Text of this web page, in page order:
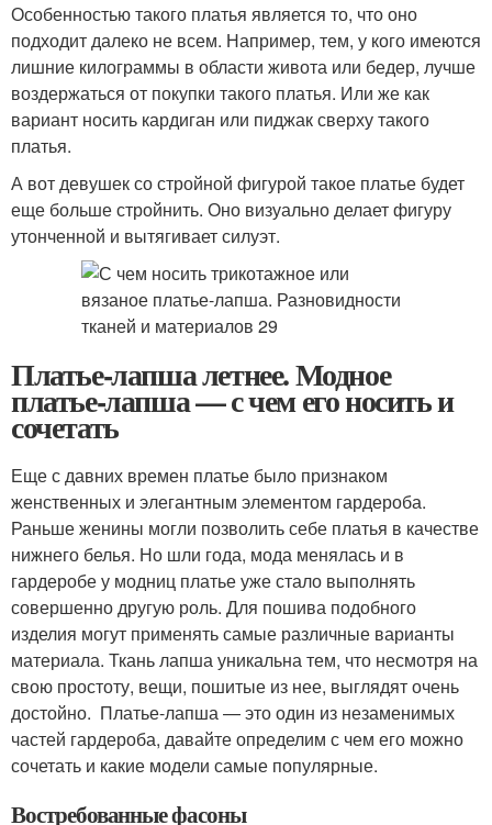
Особенностью такого платья является то, что оно
подходит далеко не всем. Например, тем, у кого имеются
лишние килограммы в области живота или бедер, лучше
воздержаться от покупки такого платья. Или же как
вариант носить кардиган или пиджак сверху такого
платья.
А вот девушек со стройной фигурой такое платье будет
еще больше стройнить. Оно визуально делает фигуру
утонченной и вытягивает силуэт.
Платье-лапша летнее. Модное
платье-лапша — с чем его носить и
сочетать
Еще с давних времен платье было признаком
женственных и элегантным элементом гардероба.
Раньше женины могли позволить себе платья в качестве
нижнего белья. Но шли года, мода менялась и в
гардеробе у модниц платье уже стало выполнять
совершенно другую роль. Для пошива подобного
изделия могут применять самые различные варианты
материала. Ткань лапша уникальна тем, что несмотря на
свою простоту, вещи, пошитые из нее, выглядят очень
достойно. Платье-лапша — это один из незаменимых
частей гардероба, давайте определим с чем его можно
сочетать и какие модели самые популярные.
Востребованные фасоны